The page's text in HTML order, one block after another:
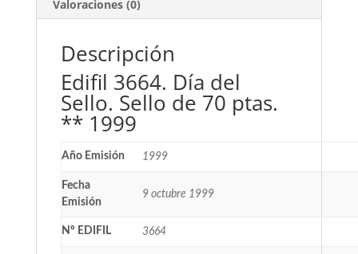
Valoraciones (0)
Descripción
Edifil 3664. Día del
Sello. Sello de 70 ptas.
** 1999
Año Emisión 1999
Fecha
Emisión
9 octubre 1999
Nº EDIFIL 3664